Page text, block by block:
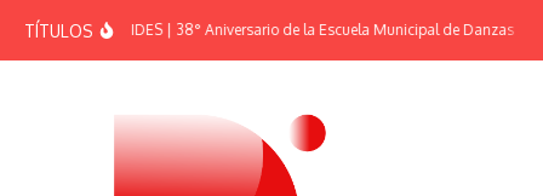
TÍTULOSEFEMÉRIDES | 38° Aniversario de la Escuela Municipal de Danzas “El